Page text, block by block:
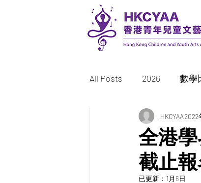
All Posts 2026 數學
書法比賽 繪畫/填
2022
全港
截止報
HKCYAA2022
已更新： 1月6日